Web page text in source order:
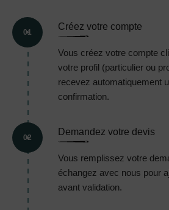
01
Créez votre compte
Vous créez votre compte
votre profil (particulier ou
recevez automatiquement
confirmation.
02
Demandez votre devis
Vous remplissez votre
échangez avec nous pour
avant validation.